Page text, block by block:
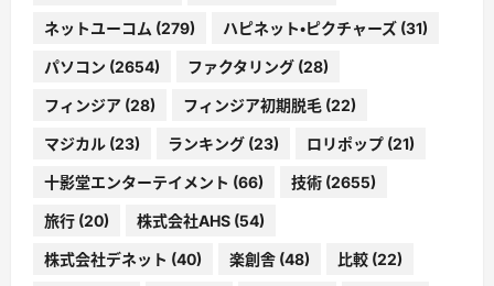
ネットユーコム (279) ハピネット・ピクチャーズ (31)
パソコン (2654) ファクタリング (28)
フィンジア (28) フィンジア初期脱毛 (22)
マジカル (23) ランキング (23) ロリポップ (21)
十影堂エンターテイメント (66) 技術 (2655)
旅行 (20) 株式会社AHS (54)
株式会社デネット (40) 楽創舎 (48) 比較 (22)